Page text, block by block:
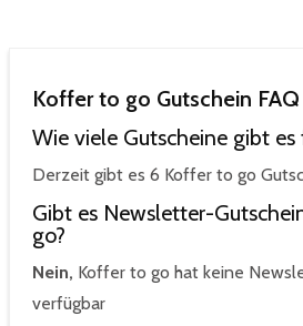
Koffer to go Gutschein FAQ
Wie viele Gutscheine gibt
Derzeit gibt es 6 Koffer to go
Gibt es Newsletter-
go?
Nein, Koffer to go hat keine
verfügbar